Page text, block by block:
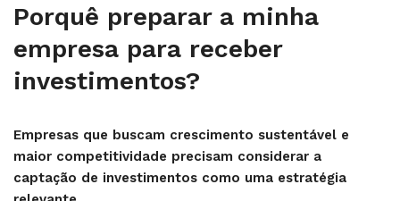
Porquê preparar a minha
empresa para receber
investimentos?
Empresas que buscam crescimento sustentável e
maior competitividade precisam considerar a
captação de investimentos como uma estratégia